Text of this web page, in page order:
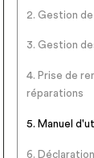
2. Gestion
3. Gestion
4. Prise de
réparations
5. Manuel
6.